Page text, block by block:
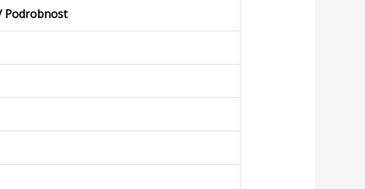
Podrobnost